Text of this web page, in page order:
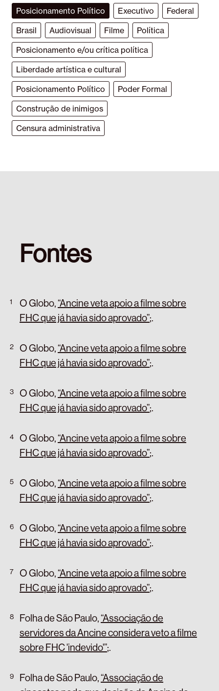
Posicionamento Político Executivo
Federal
Brasil
Audiovisual Filme
Política
Posicionamento e/ou crítica política
Liberdade artística e cultural
Posicionamento Político
Poder Formal
Construção de inimigos
Censura administrativa
Fontes
O Globo,“Ancine veta apoio a filme sobre
FHC que já havia sido aprovado”;.
O Globo,“Ancine veta apoio a filme sobre
FHC que já havia sido aprovado”;.
O Globo,“Ancine veta apoio a filme sobre
FHC que já havia sido aprovado”;.
O Globo,“Ancine veta apoio a filme sobre
FHC que já havia sido aprovado”;.
O Globo,“Ancine veta apoio a filme sobre
FHC que já havia sido aprovado”;.
O Globo,“Ancine veta apoio a filme sobre
FHC que já havia sido aprovado”;.
O Globo,“Ancine veta apoio a filme sobre
FHC que já havia sido aprovado”;.
Folha de São Paulo,“Associação de
servidores da Ancine considera veto a filme
sobre FHC 'indevido'”;.
Folha de São Paulo,“Associação de